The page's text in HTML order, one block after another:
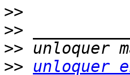
>>
>>
>>
>>
unloquer